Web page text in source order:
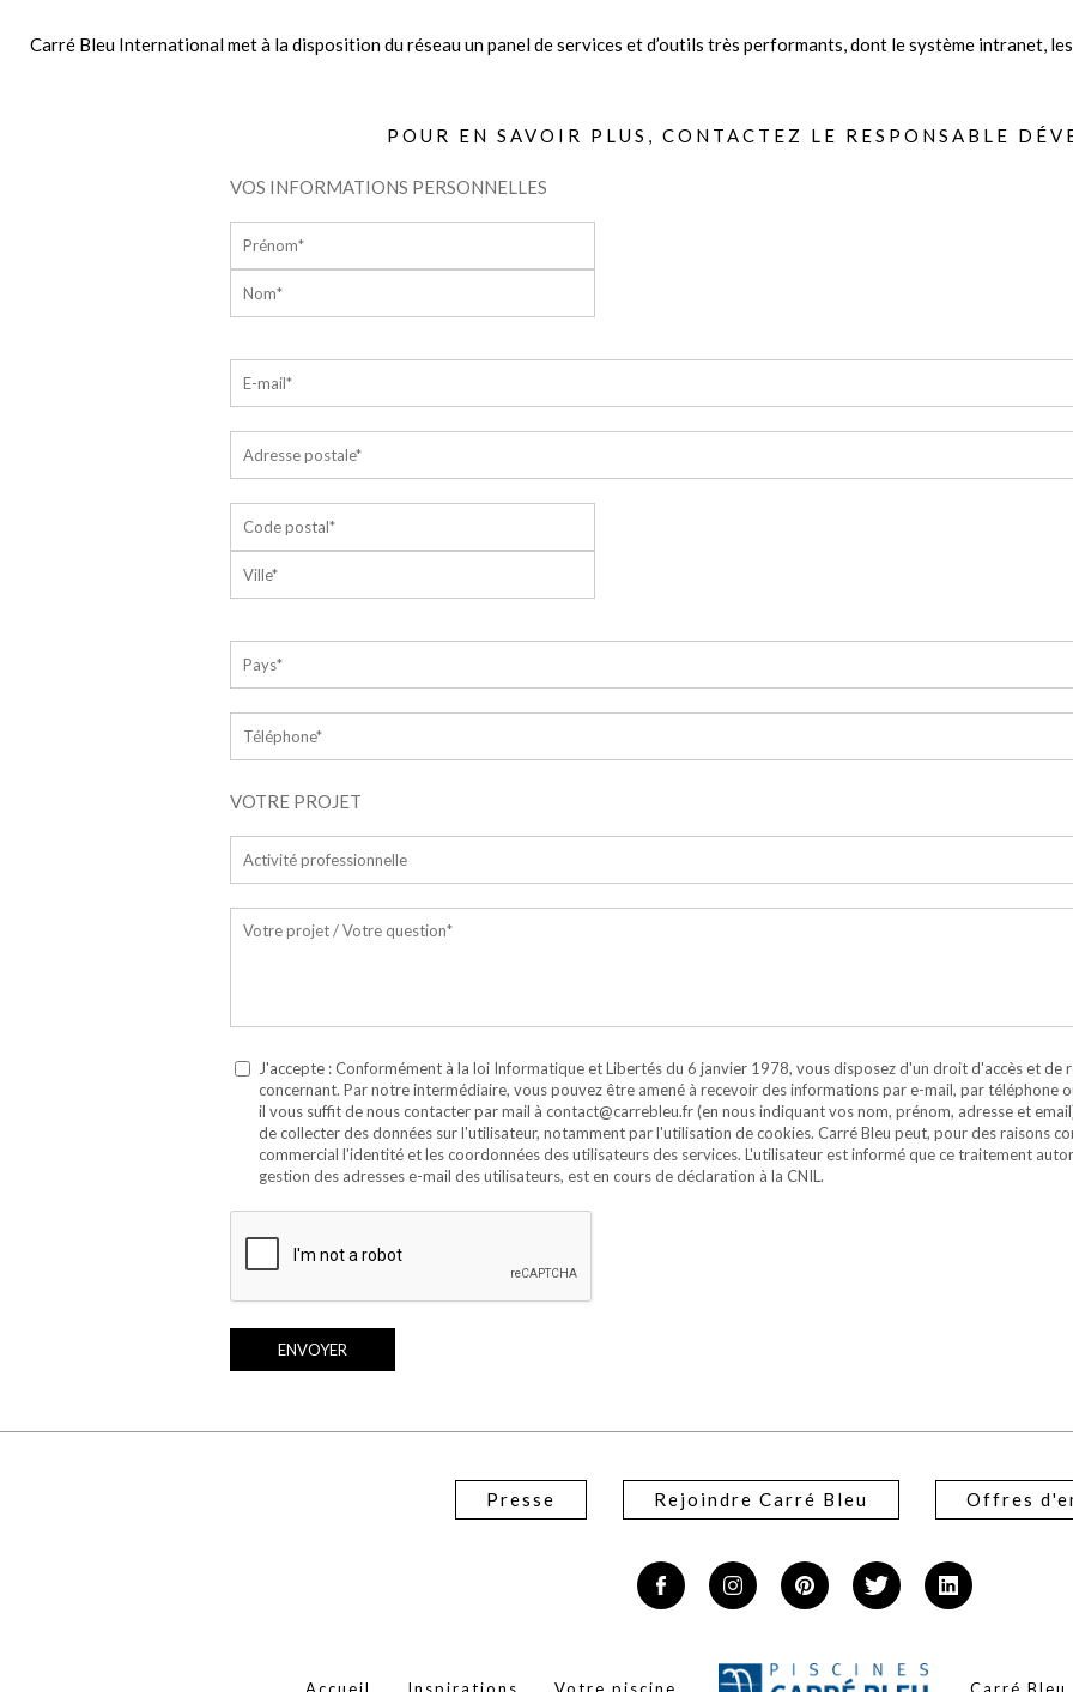
Carré Bleu International met à la disposition du réseau un panel de services et d’outils très performants, dont le système intranet,
POUR EN SAVOIR PLUS, CONTACTEZ LE RESPONSABLE
VOS INFORMATIONS PERSONNELLES
VOTRE PROJET
J'accepte : Conformément à la loi Informatique et Libertés du 6 janvier 1978, vous disposez d'un droit d'accès et de
concernant. Par notre intermédiaire, vous pouvez être amené à recevoir des informations par e-mail, par téléphone
il vous suffit de nous contacter par mail à contact@carrebleu.fr (en nous indiquant vos nom, prénom, adresse et
de collecter des données sur l'utilisateur, notamment par l'utilisation de cookies. Carré Bleu peut, pour des raisons
commercial l'identité et les coordonnées des utilisateurs des services. L'utilisateur est informé que ce traitement
gestion des adresses e-mail des utilisateurs, est en cours de déclaration à la CNIL.
Presse Rejoindre Carré Bleu Offres
Accueil Inspirations Votre piscine Carré Bleu